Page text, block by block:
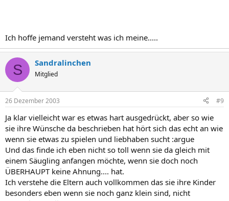
Ich hoffe jemand versteht was ich meine.....
S Sandralinchen
Mitglied
26 Dezember 2003 #9
Ja klar vielleicht war es etwas hart ausgedrückt, aber so wie
sie ihre Wünsche da beschrieben hat hört sich das echt an wie
wenn sie etwas zu spielen und liebhaben sucht :argue
Und das finde ich eben nicht so toll wenn sie da gleich mit
einem Säugling anfangen möchte, wenn sie doch noch
ÜBERHAUPT keine Ahnung.... hat.
Ich verstehe die Eltern auch vollkommen das sie ihre Kinder
besonders eben wenn sie noch ganz klein sind, nicht